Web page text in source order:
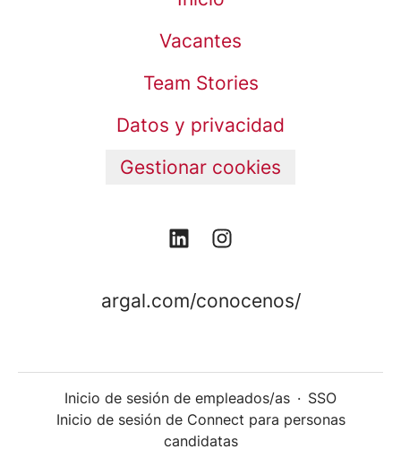
Vacantes
Team Stories
Datos y privacidad
Gestionar cookies
argal.com/conocenos/
Inicio de sesión de empleados/as · SSO
Inicio de sesión de Connect para personas
candidatas